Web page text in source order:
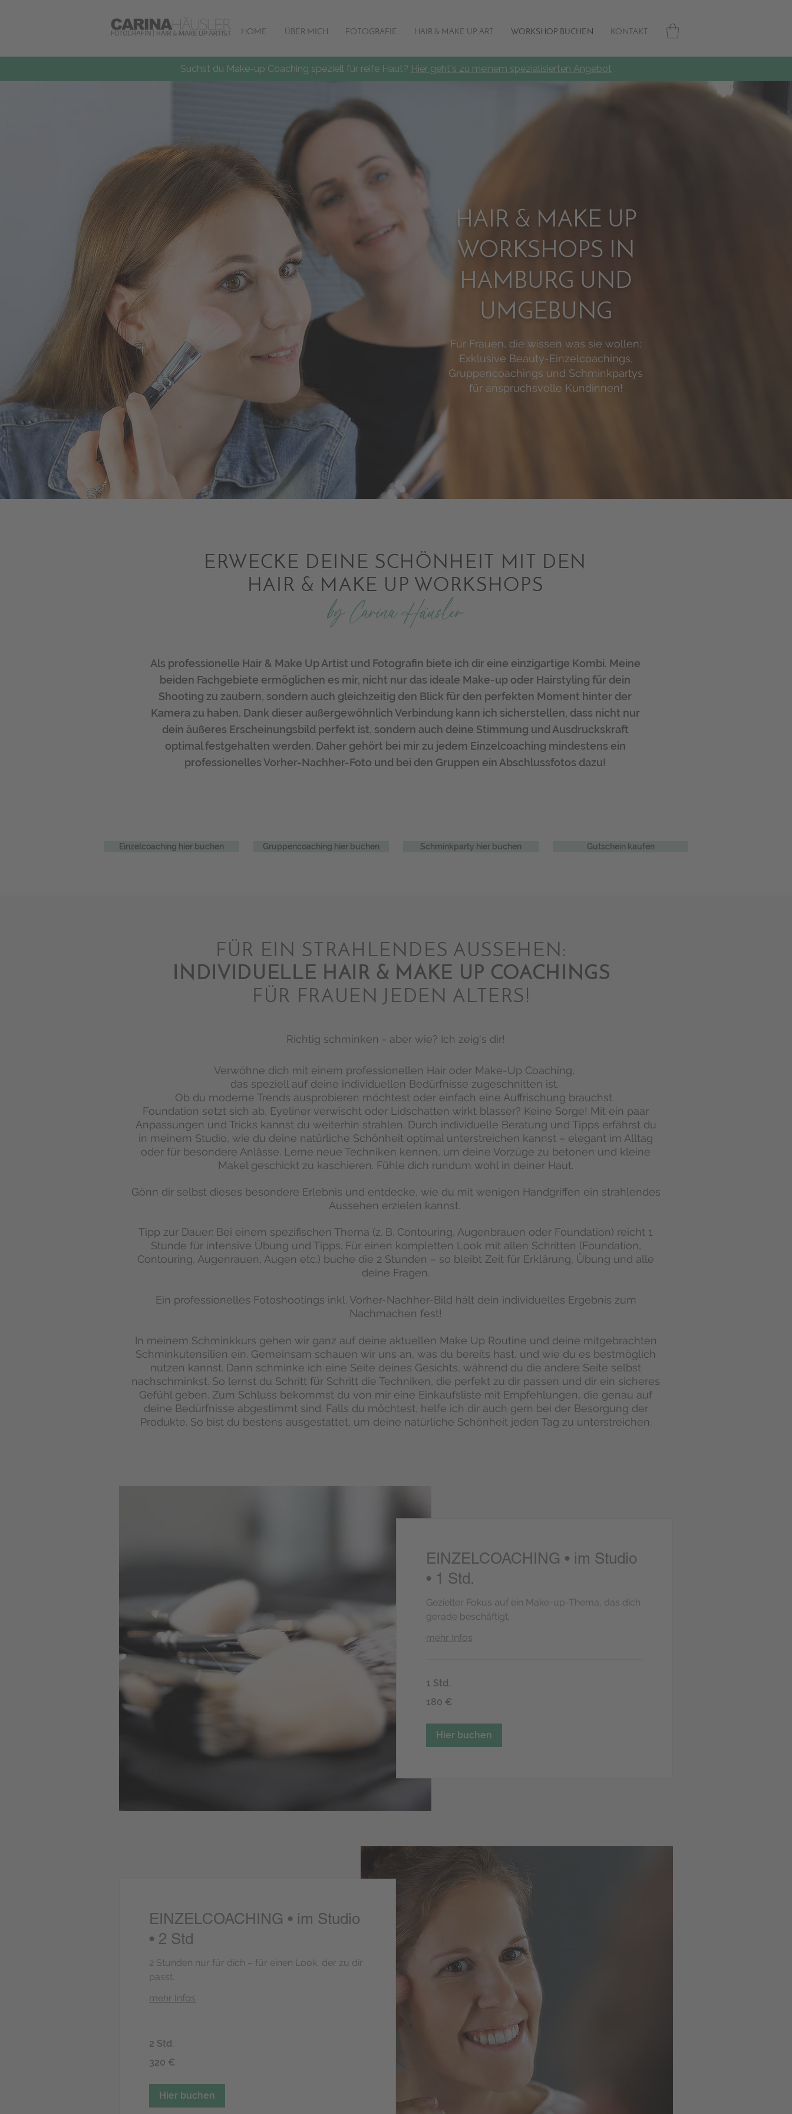
HOME ÜBER MICH FOTOGRAFIE HAIR & MAKE UP ART WORKSHOP BUCHEN KONTAKT
Suchst du Make-up Coaching speziell für reife Haut? Hier geht's zu meinem spezialisierten Angebot
HAIR & MAKE UP
WORKSHOPS IN
HAMBURG UND
UMGEBUNG
Für Frauen, die wissen was sie wollen:
Exklusive Beauty-Einzelcoachings,
Gruppencoachings und Schminkpartys
für anspruchsvolle Kundinnen!
ERWECKE DEINE SCHÖNHEIT MIT DEN
HAIR & MAKE UP WORKSHOPS
by Carina Häusler
Als professionelle Hair & Make Up Artist und Fotografin biete ich dir eine einzigartige Kombi. Meine
beiden Fachgebiete ermöglichen es mir, nicht nur das ideale Make-up oder Hairstyling für dein
Shooting zu zaubern, sondern auch gleichzeitig den Blick für den perfekten Moment hinter der
Kamera zu haben. Dank dieser außergewöhnlich Verbindung kann ich sicherstellen, dass nicht nur
dein äußeres Erscheinungsbild perfekt ist, sondern auch deine Stimmung und Ausdruckskraft
optimal festgehalten werden. Daher gehört bei mir zu jedem Einzelcoaching mindestens ein
professionelles Vorher-Nachher-Foto und bei den Gruppen ein Abschlussfotos dazu!
Einzelcoaching hier buchen Gruppencoaching hier buchen Schminkparty hier buchen Gutschein kaufen
FÜR EIN STRAHLENDES AUSSEHEN:
INDIVIDUELLE HAIR & MAKE UP COACHINGS
FÜR FRAUEN JEDEN ALTERS!
Richtig schminken - aber wie? Ich zeig's dir!
Verwöhne dich mit einem professionellen Hair oder Make-Up Coaching,
das speziell auf deine individuellen Bedürfnisse zugeschnitten ist.
Ob du moderne Trends ausprobieren möchtest oder einfach eine Auffrischung brauchst.
Foundation setzt sich ab, Eyeliner verwischt oder Lidschatten wirkt blasser? Keine Sorge! Mit ein paar
Anpassungen und Tricks kannst du weiterhin strahlen. Durch individuelle Beratung und Tipps erfährst du
in meinem Studio, wie du deine natürliche Schönheit optimal unterstreichen kannst – elegant im Alltag
oder für besondere Anlässe. Lerne neue Techniken kennen, um deine Vorzüge zu betonen und kleine
Makel geschickt zu kaschieren. Fühle dich rundum wohl in deiner Haut.
Gönn dir selbst dieses besondere Erlebnis und entdecke, wie du mit wenigen Handgriffen ein strahlendes
Aussehen erzielen kannst.
Tipp zur Dauer: Bei einem spezifischen Thema (z. B. Contouring, Augenbrauen oder Foundation) reicht 1
Stunde für intensive Übung und Tipps. Für einen kompletten Look mit allen Schritten (Foundation,
Contouring, Augenrauen, Augen etc.) buche die 2 Stunden – so bleibt Zeit für Erklärung, Übung und alle
deine Fragen.
Ein professionelles Fotoshootings inkl. Vorher-Nachher-Bild hält dein individuelles Ergebnis zum
Nachmachen fest!
In meinem Schminkkurs gehen wir ganz auf deine aktuellen Make Up Routine und deine mitgebrachten
Schminkutensilien ein. Gemeinsam schauen wir uns an, was du bereits hast, und wie du es bestmöglich
nutzen kannst. Dann schminke ich eine Seite deines Gesichts, während du die andere Seite selbst
nachschminkst. So lernst du Schritt für Schritt die Techniken, die perfekt zu dir passen und dir ein sicheres
Gefühl geben. Zum Schluss bekommst du von mir eine Einkaufsliste mit Empfehlungen, die genau auf
deine Bedürfnisse abgestimmt sind. Falls du möchtest, helfe ich dir auch gern bei der Besorgung der
Produkte. So bist du bestens ausgestattet, um deine natürliche Schönheit jeden Tag zu unterstreichen.
EINZELCOACHING • im Studio
• 1 Std.
Gezielter Fokus auf ein Make-up-Thema, das dich
gerade beschäftigt.
mehr Infos
1 Std.
Euro
180 €
Hier buchen
EINZELCOACHING • im Studio
• 2 Std
2 Stunden nur für dich – für einen Look, der zu dir
passt.
mehr Infos
2 Std.
Euro
320 €
Hier buchen